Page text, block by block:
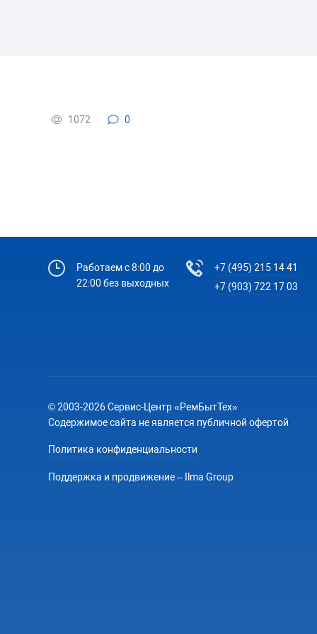
1072 0
Работаем с 8:00 до
22:00 без выходных
+7 (495) 215 14 41
+7 (903) 722 17 03
© 2003-2026 Сервис-Центр «РемБытТех»
Содержимое сайта не является публичной офертой
Политика конфиденциальности
Поддержка и продвижение – Ilma Group